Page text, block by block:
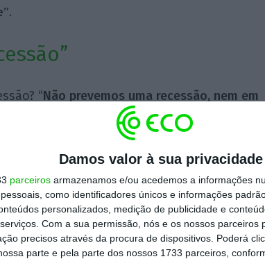
Damos valor à sua privacidade
parceiros armazenamos e/ou acedemos a informações
como identificadores únicos e informações
personalizados, medição de publicidade e
Com a sua permissão, nós e os nossos parceiros
precisos através da procura de dispositivos. Poderá
parte e pela parte dos nossos 1733 parceiros,
.
“Não prevemos uma recessão, nem em
que quantas mais nuvens se abrirem, mais
e reveremos mais em baixa as
FMI.
do comércioporque astensões
estão claramente a ser resolvidas,
e brevidade. Mas há progressos